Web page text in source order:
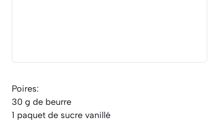
Poires:
30 g de beurre
1 paquet de sucre vanillé